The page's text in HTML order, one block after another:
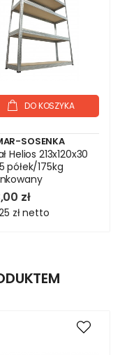
DO KOSZYKA
SOSENKA
Helios 213x120x30
półek/175kg
zł
złnetto